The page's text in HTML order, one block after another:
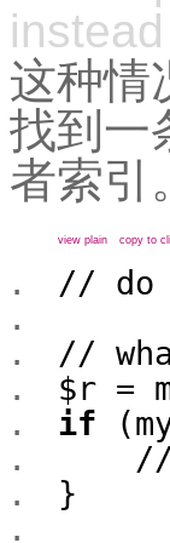
这种情
找到一
者索引
view plain copy to
// do
//
$r =
if
}